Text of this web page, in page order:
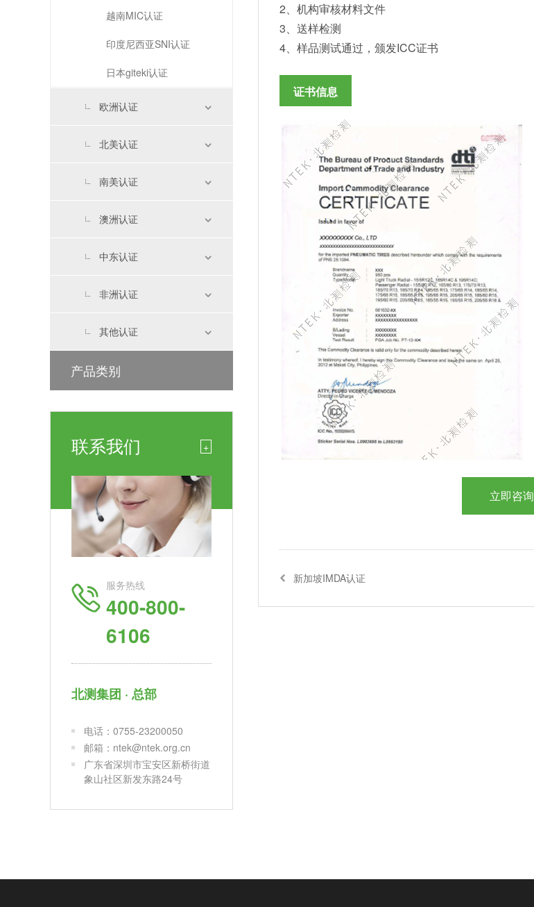
越南MIC认证
印度尼西亚SNI认证
日本giteki认证
欧洲认证
北美认证
南美认证
澳洲认证
中东认证
非洲认证
其他认证
产品类别
联系我们 +
服务热线
400-800-
6106
北测集团 · 总部
电话：0755-23200050
邮箱：ntek@ntek.org.cn
广东省深圳市宝安区新桥街道
象山社区新发东路24号
2、机构审核材料文件
3、送样检测
4、样品测试通过，颁发ICC证书
证书信息
立即咨询
新加坡IMDA认证